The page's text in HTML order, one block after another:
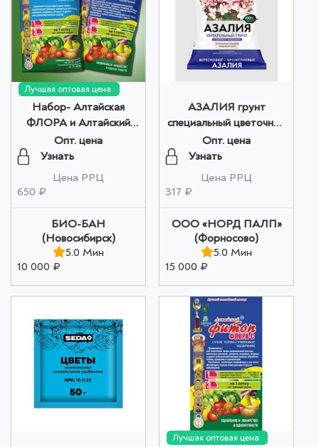
Лучшая оптовая цена
Набор- Алтайская
ФЛОРА и Алтайский
ФИТОП-ФЛОРА-С (1
шт + 1 шт) оптом
Опт. цена
Узнать
Цена РРЦ
650 ₽
БИО-БАН
(Новосибирск)
5.0 Мин
10 000 ₽
АЗАЛИЯ грунт
специальный цветочный
2,5 л Сад Чудес оптом
Опт. цена
Узнать
Цена РРЦ
317 ₽
ООО «НОРД ПАЛП»
(Форносово)
5.0 Мин
15 000 ₽
Лучшая оптовая цена